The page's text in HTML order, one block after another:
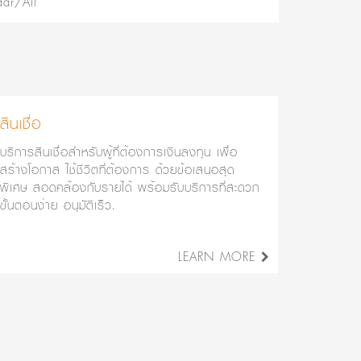
สินเชื่อ
บริการสินเชื่อสำหรับผู้ที่ต้องการเงินลงทุน เพื่อ
สร้างโอกาส ใช้ชีวิตที่ต้องการ ด้วยข้อเสนอสุด
พิเศษ สอดคล้องกับรายได้ พร้อมรับบริการที่สะดวก
ขั้นตอนง่าย อนุมัติเร็ว.
LEARN MORE